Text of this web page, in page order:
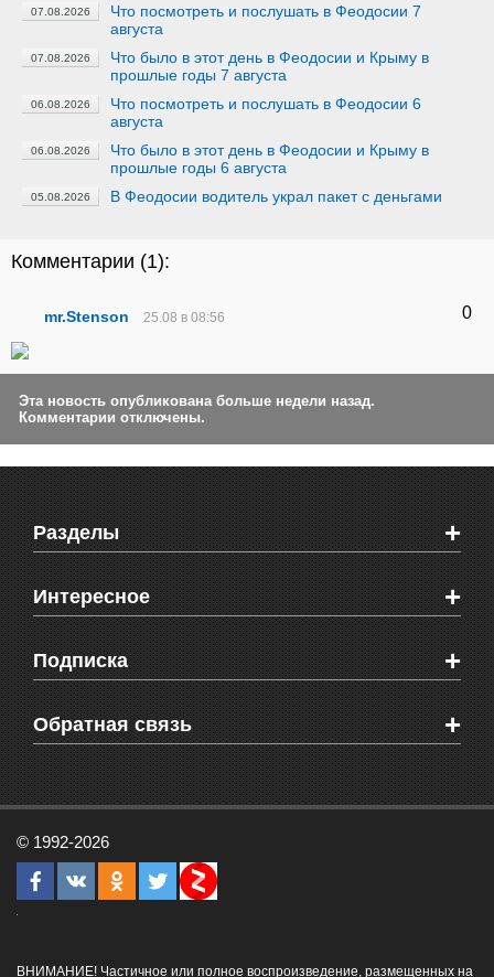
07.08.2026
Что посмотреть и послушать в Феодосии 7
августа
07.08.2026
Что было в этот день в Феодосии и Крыму в
прошлые годы 7 августа
06.08.2026
Что посмотреть и послушать в Феодосии 6
августа
06.08.2026
Что было в этот день в Феодосии и Крыму в
прошлые годы 6 августа
05.08.2026 В Феодосии водитель украл пакет с деньгами
Комментарии (1):
mr.Stenson 25.08 в 08:56 0
Эта новость опубликована больше недели назад.
Комментарии отключены.
Разделы +
Новости Феодосии
Новости Крыма
Мировые новости
Объявления
Здоровье
СМС мнения читателей
Интересное +
Видео о Феодосии
Веб-камеры Феодосии
Блоги феодосийцев
Школы Феодосии
Подписка +
Печатная версия газеты "Кафа"
RSS
Обратная связь +
Рекламодателям
Контактная информация
© 1992-2026
ВНИМАНИЕ! Частичное или полное воспроизведение, размещенных на